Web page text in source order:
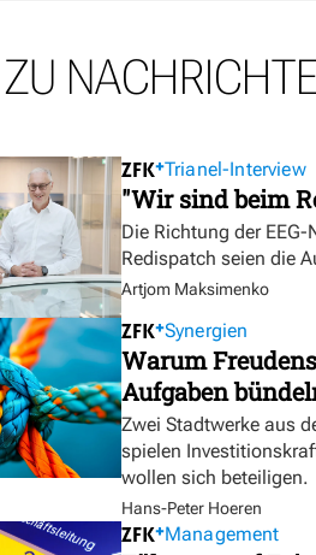
Trianel-Interview
"Wir sind beim
Die Richtung der
Redispatch seien die
Artjom Maksimenko
Synergien
Warum
Aufgaben
Zwei Stadtwerke aus
spielen
wollen sich beteiligen.
Hans-Peter Hoeren
Management